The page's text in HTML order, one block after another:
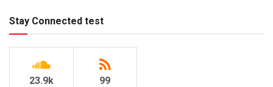
Stay Connected test
23.9k 99